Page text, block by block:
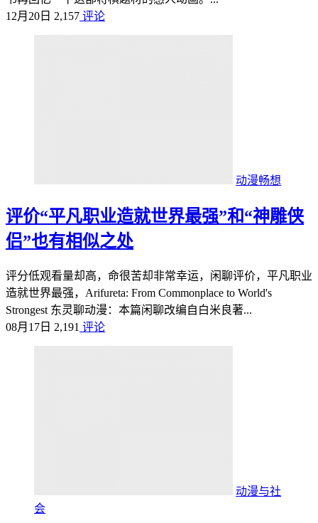
12月20日 2,157 评论
动漫畅想
评价“平凡职业造就世界最强”和“神雕侠
侣”也有相似之处
评分低观看量却高，命很苦却非常幸运，闲聊评价，平凡职业
造就世界最强，Arifureta: From Commonplace to World's
Strongest 东灵聊动漫：本篇闲聊改编自白米良著...
08月17日 2,191 评论
动漫与社
会